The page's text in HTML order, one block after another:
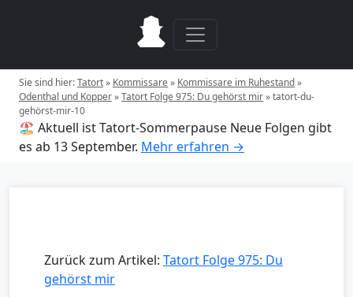
Sie sind hier:Tatort» Kommissare» Kommissare im Ruhestand»
Odenthal und Kopper»Tatort Folge 975: Du gehörst mir»tatort-du-
gehörst-mir-10
🏖️ Aktuell ist Tatort-Sommerpause Neue Folgen gibt
es ab 13 September. Mehr erfahren →
Zurück zum Artikel: Tatort Folge 975: Du
gehörst mir